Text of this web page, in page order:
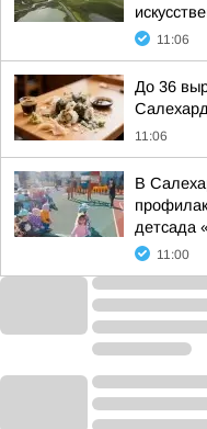
11:06
До 36
11:06
В
детсада
11:00